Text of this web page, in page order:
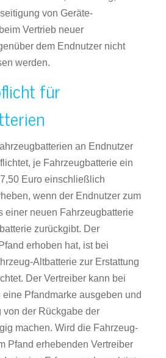
von Geräte-
Vertrieb neuer
dem Endnutzer nicht
werden.
für
an Endnutzer
je Fahrzeugbatterie ein
Euro einschließlich
wenn der Endnutzer zum
einer neuen Fahrzeugbatterie
zurückgibt. Der
erhoben hat, ist bei
Altbatterie zur Erstattung
Der Vertreiber kann bei
Pfandmarke ausgeben und
von der Rückgabe der
machen. Wird die Fahrzeug-
Pfand erhebenden Vertreiber